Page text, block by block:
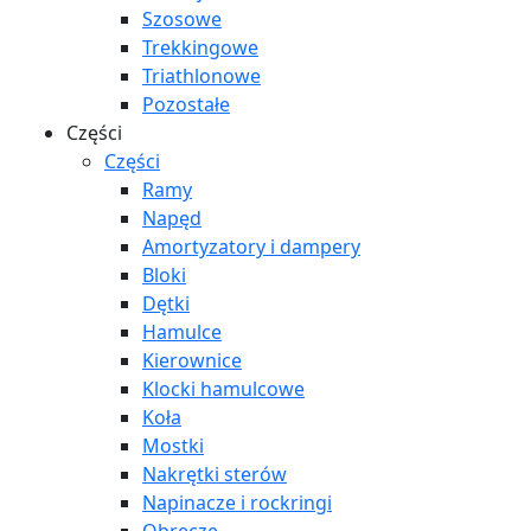
Szosowe
Trekkingowe
Triathlonowe
Pozostałe
Części
Części
Ramy
Napęd
Amortyzatory i dampery
Bloki
Dętki
Hamulce
Kierownice
Klocki hamulcowe
Koła
Mostki
Nakrętki sterów
Napinacze i rockringi